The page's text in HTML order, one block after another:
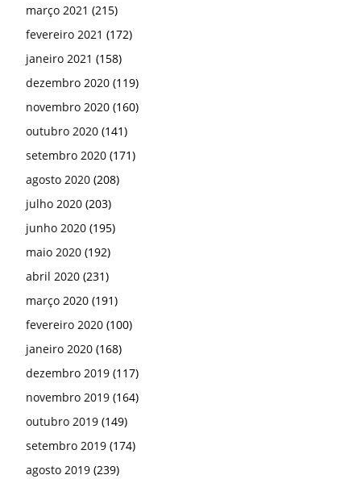
março 2021 (215)
fevereiro 2021 (172)
janeiro 2021 (158)
dezembro 2020 (119)
novembro 2020 (160)
outubro 2020 (141)
setembro 2020 (171)
agosto 2020 (208)
julho 2020 (203)
junho 2020 (195)
maio 2020 (192)
abril 2020 (231)
março 2020 (191)
fevereiro 2020 (100)
janeiro 2020 (168)
dezembro 2019 (117)
novembro 2019 (164)
outubro 2019 (149)
setembro 2019 (174)
agosto 2019 (239)